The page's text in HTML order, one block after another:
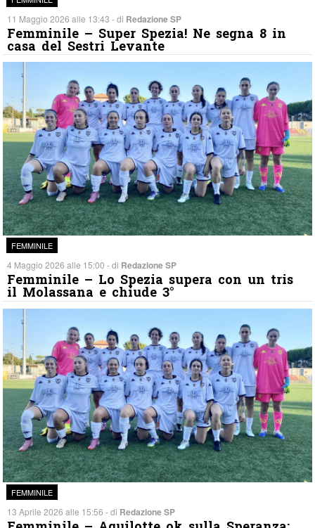
11 Maggio 2026 alle 13:43 - di Redazione SP
Femminile – Super Spezia! Ne segna 8 in
casa del Sestri Levante
FEMMINILE
4 Maggio 2026 alle 15:00 - di Redazione SP
Femminile – Lo Spezia supera con un tris
il Molassana e chiude 3°
FEMMINILE
13 Aprile 2026 alle 15:56 - di Redazione SP